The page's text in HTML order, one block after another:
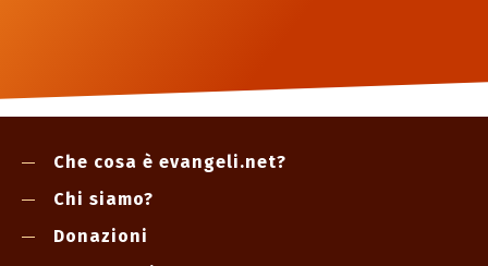
Che cosa è evangeli.net?
Chi siamo?
Donazioni